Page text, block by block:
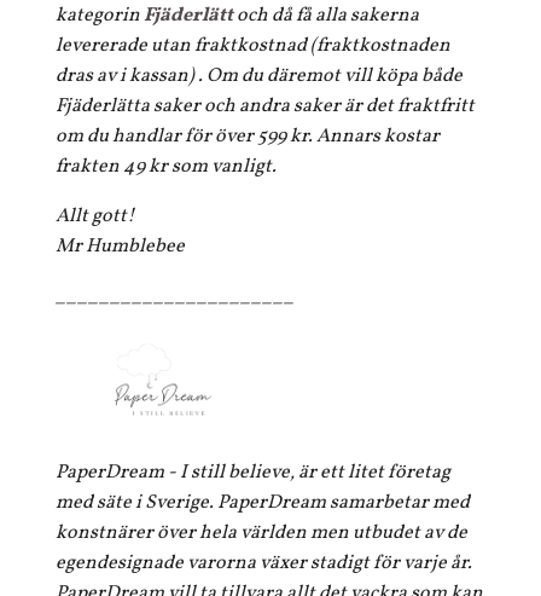
kategorinFjäderlättoch då få alla sakerna
levererade utan fraktkostnad (fraktkostnaden
dras av i kassan) . Om du däremot vill köpa både
Fjäderlätta saker och andra saker är det fraktfritt
om du handlar för över 599 kr. Annars kostar
frakten 49 kr som vanligt.
Allt gott!
Mr Humblebee
______________________
PaperDream - I still believe, är ett litet företag
med säte i Sverige. PaperDream samarbetar med
konstnärer över hela världen men utbudet av de
egendesignade varorna växer stadigt för varje år.